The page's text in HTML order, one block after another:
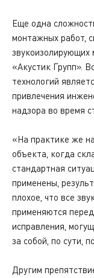
Еще одна
монтажных работ,
звукоизолирующих
«Акустик Групп».
технологий
привлечения
надзора во время
«На практике же
объекта, когда
стандартная
применены,
плохое, что все
применяются
исправления,
за собой, по сути,
Другим